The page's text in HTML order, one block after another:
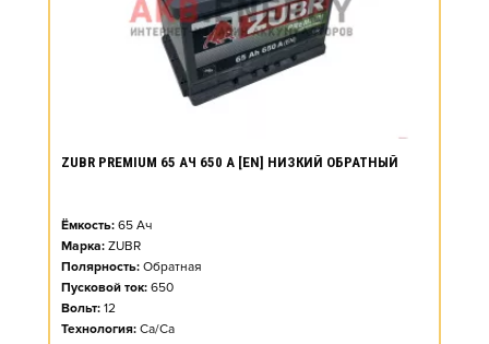
ZUBR PREMIUM 65 АЧ 650 А [EN] НИЗКИЙ ОБРАТНЫЙ
Ёмкость: 65 Ач
Марка: ZUBR
Полярность: Обратная
Пусковой ток: 650
Вольт: 12
Технология: Ca/Ca